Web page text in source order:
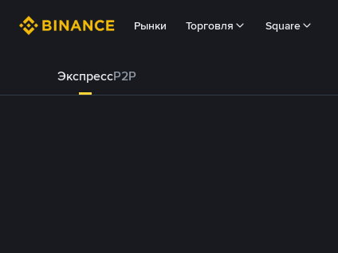
Рынки Торговля Square
ЭкспрессP2P